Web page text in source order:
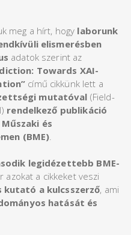
meg a hírt, hogy laborunk
elismerésben
adatok szerint az
Towards XAI-
című cikkünk lett a
mutatóval (Field-
rendelkező publikáció
és
(BME)
legidézettebb BME-
a cikkeket veszi
kutató a kulcsszerző, ami
hatását és